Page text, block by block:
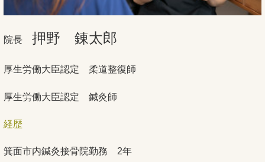
院長 押野 錬太郎
厚生労働大臣認定 柔道整復師
厚生労働大臣認定 鍼灸師
経歴
箕面市内鍼灸接骨院勤務 2年